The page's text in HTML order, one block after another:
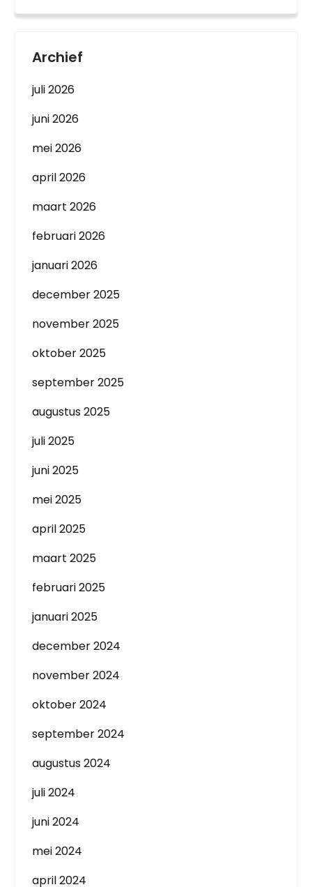
Archief
juli 2026
juni 2026
mei 2026
april 2026
maart 2026
februari 2026
januari 2026
december 2025
november 2025
oktober 2025
september 2025
augustus 2025
juli 2025
juni 2025
mei 2025
april 2025
maart 2025
februari 2025
januari 2025
december 2024
november 2024
oktober 2024
september 2024
augustus 2024
juli 2024
juni 2024
mei 2024
april 2024